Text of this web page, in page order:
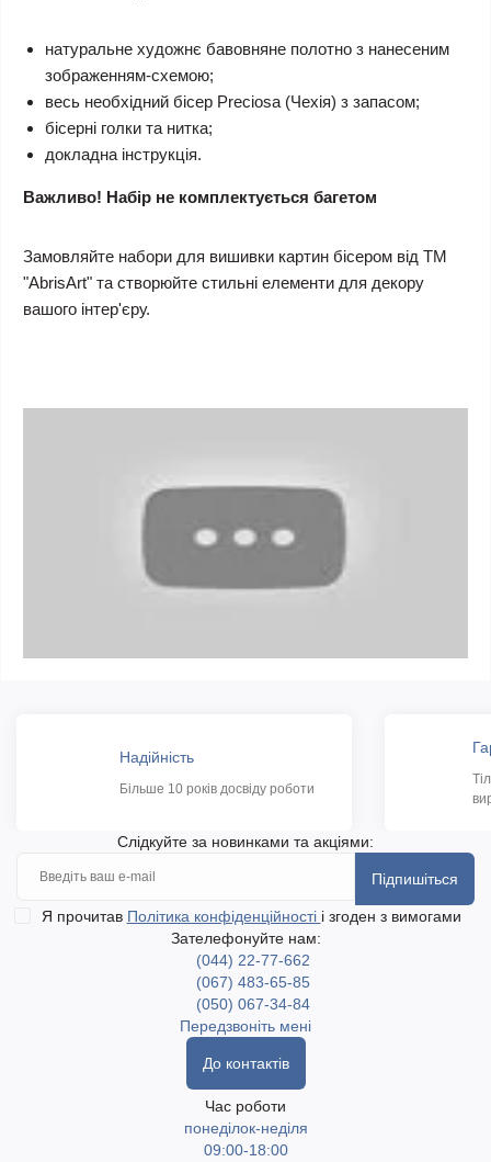
натуральне художнє бавовняне полотно з нанесеним
зображенням-схемою;
весь необхідний бісер Preciosa (Чехія) з запасом;
бісерні голки та нитка;
докладна інструкція.
Важливо! Набір не комплектується багетом
Замовляйте набори для вишивки картин бісером від ТМ
"AbrisArt" та створюйте стильні елементи для декору
вашого інтер'єру.
Надійність
Більше 10 років досвіду роботи
Слідкуйте за новинками та акціями:
Підпишіться
Я прочитав Політика конфіденційності і згоден з вимогами
Зателефонуйте нам:
(044) 22-77-662
(067) 483-65-85
(050) 067-34-84
Передзвоніть мені
До контактів
Час роботи
понеділок-неділя
09:00-18:00